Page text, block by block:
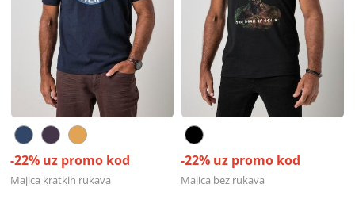
-22% uz promo kod
Majica kratkih rukava
-22% uz promo kod
Majica bez rukava